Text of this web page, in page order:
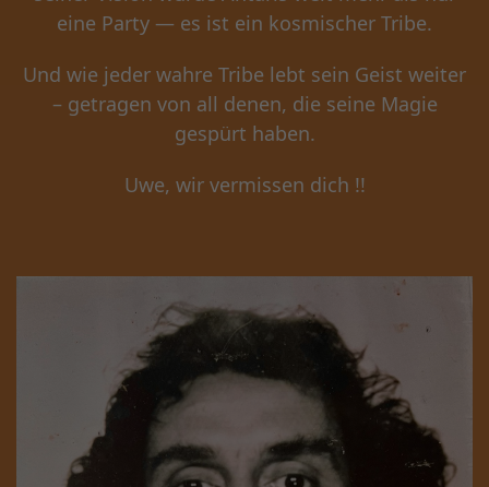
eine Party — es ist ein kosmischer Tribe.
Und wie jeder wahre Tribe lebt sein Geist weiter
– getragen von all denen, die seine Magie
gespürt haben.
Uwe, wir vermissen dich !!